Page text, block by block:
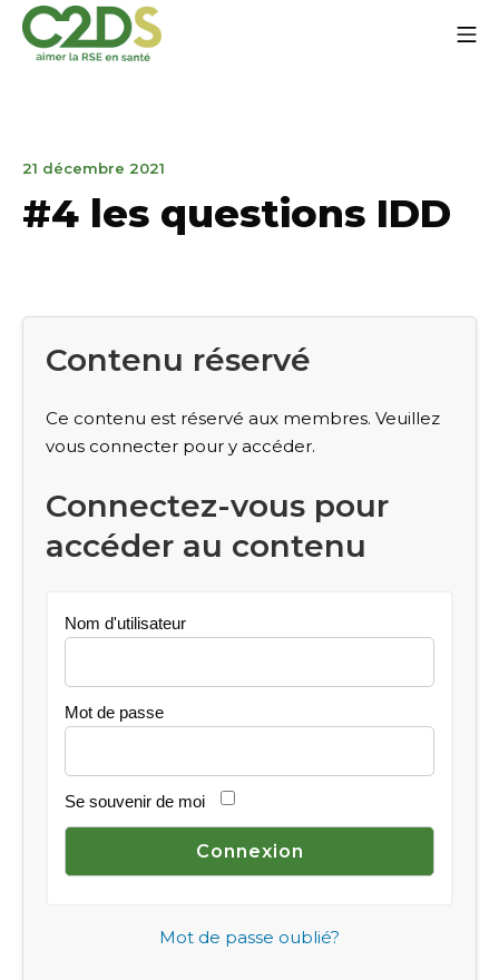
Aller
contenu
21 décembre 2021
2021
#4 les questions IDD
Contenu réservé
Ce contenu est réservé aux membres. Veuillez
vous connecter pour y accéder.
Connectez-vous pour
accéder au contenu
Nom d'utilisateur
Mot de passe
Se souvenir de moi
Mot de passe oublié?